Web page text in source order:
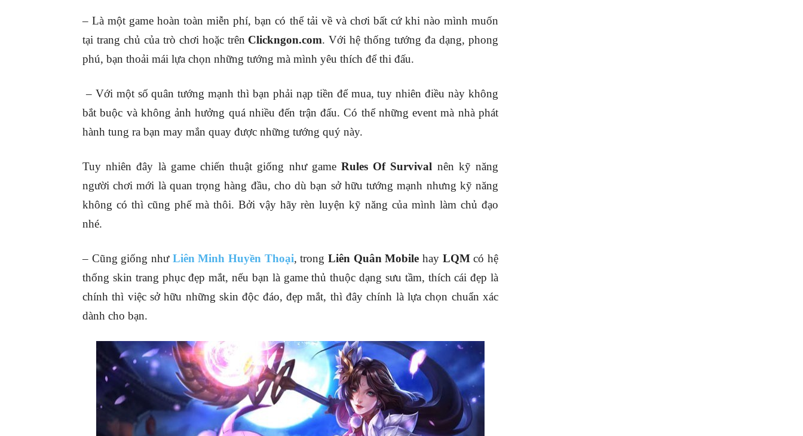
– Là một game hoàn toàn miễn phí, bạn có thể tải về và chơi bất cứ khi nào mình muốn
tại trang chủ của trò chơi hoặc trên Clickngon.com. Với hệ thống tướng đa dạng, phong
phú, bạn thoải mái lựa chọn những tướng mà mình yêu thích để thi đấu.
– Với một số quân tướng mạnh thì bạn phải nạp tiền để mua, tuy nhiên điều này không
bắt buộc và không ảnh hưởng quá nhiều đến trận đấu. Có thể những event mà nhà phát
hành tung ra bạn may mắn quay được những tướng quý này.
Tuy nhiên đây là game chiến thuật giống như game Rules Of Survival nên kỹ năng
người chơi mới là quan trọng hàng đầu, cho dù bạn sở hữu tướng mạnh nhưng kỹ năng
không có thì cũng phế mà thôi. Bởi vậy hãy rèn luyện kỹ năng của mình làm chủ đạo
nhé.
– Cũng giống như Liên Minh Huyền Thoại, trongLiên Quân Mobile hay LQMcó hệ
thống skin trang phục đẹp mắt, nếu bạn là game thủ thuộc dạng sưu tầm, thích cái đẹp là
chính thì việc sở hữu những skin độc đáo, đẹp mắt, thì đây chính là lựa chọn chuẩn xác
dành cho bạn.